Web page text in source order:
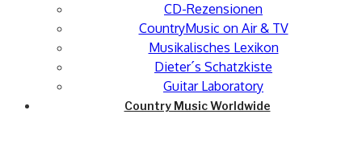
CD-Rezensionen
CountryMusic on Air & TV
Musikalisches Lexikon
Dieter´s Schatzkiste
Guitar Laboratory
Country Music Worldwide